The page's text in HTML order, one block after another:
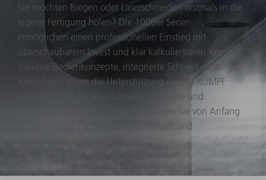
Sie möchten Biegen oder Laserschneiden erstmals in die
eigene Fertigung holen? Die 1000er Serien
ermöglichen einen professionellen Einstieg mit
überschaubarem Invest und klar kalkulierbaren Kosten.
Intuitive Bedienkonzepte, integrierte Schneid- und
Biegedaten sowie die Unterstützung durch TRUMPF
Service sorgen für eine schnelle Lernkurve und
reproduzierbare Ergebnisse. So fertigen Sie von Anfang
an zuverlässig – mit Planungssicherheit und